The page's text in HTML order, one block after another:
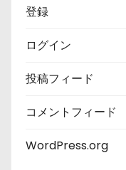
登録
ログイン
投稿フィード
コメントフィード
WordPress.org